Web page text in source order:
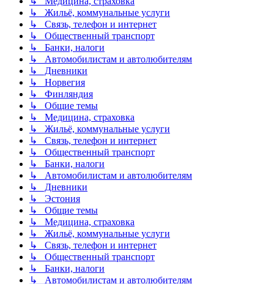
↳ Жильё, коммунальные услуги
↳ Связь, телефон и интернет
↳ Общественный транспорт
↳ Банки, налоги
↳ Автомобилистам и автолюбителям
↳ Дневники
↳ Норвегия
↳ Финляндия
↳ Общие темы
↳ Медицина, страховка
↳ Жильё, коммунальные услуги
↳ Связь, телефон и интернет
↳ Общественный транспорт
↳ Банки, налоги
↳ Автомобилистам и автолюбителям
↳ Дневники
↳ Эстония
↳ Общие темы
↳ Медицина, страховка
↳ Жильё, коммунальные услуги
↳ Связь, телефон и интернет
↳ Общественный транспорт
↳ Банки, налоги
↳ Автомобилистам и автолюбителям